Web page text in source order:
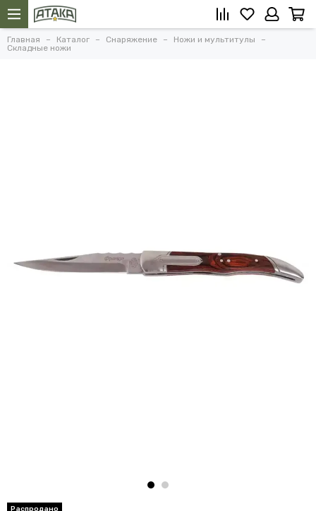
Главная Каталог Снаряжение
Ножи и мультитулы
Складные ножи